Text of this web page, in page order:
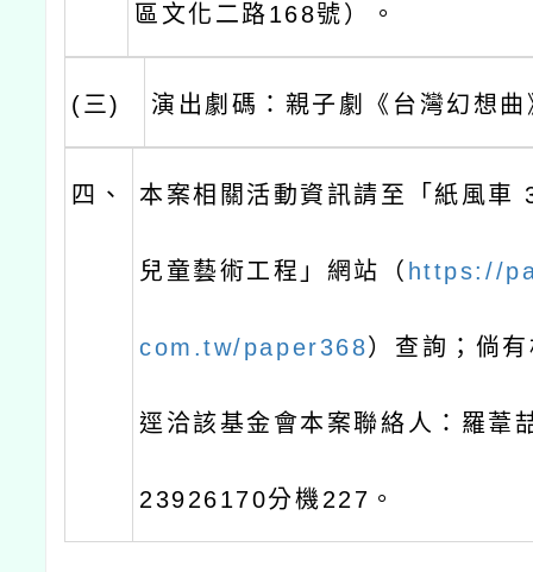
區文化二路168號）。
(三) 演出劇碼：親子劇《台灣幻想曲
四、 本案相關活動資訊請至「紙風車
兒童藝術工程」網站（ https://
com.tw/paper368）查詢；倘
逕洽該基金會本案聯絡人：羅葦
23926170分機227。